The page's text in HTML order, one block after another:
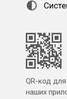
QR-код
наших